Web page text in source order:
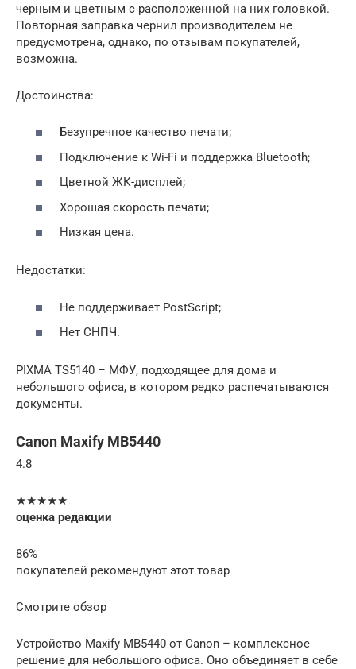
черным и цветным с расположенной на них головкой.
Повторная заправка чернил производителем не
предусмотрена, однако, по отзывам покупателей,
возможна.
Достоинства:
Безупречное качество печати;
Подключение к Wi-Fi и поддержка Bluetooth;
Цветной ЖК-дисплей;
Хорошая скорость печати;
Низкая цена.
Недостатки:
Не поддерживает PostScript;
Нет СНПЧ.
PIXMA TS5140 – МФУ, подходящее для дома и
небольшого офиса, в котором редко распечатываются
документы.
Canon Maxify MB5440
4.8
★★★★★
оценка редакции
86%
покупателей рекомендуют этот товар
Смотрите обзор
Устройство Maxify MB5440 от Canon – комплексное
решение для небольшого офиса. Оно объединяет в себе